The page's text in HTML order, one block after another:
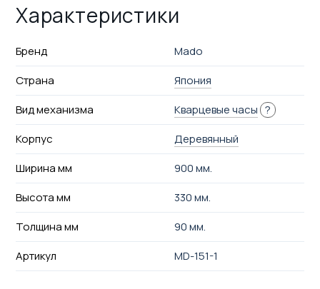
Характеристики
Бренд
Mado
Страна
Япония
Вид механизма
Кварцевые часы ?
Корпус
Деревянный
Ширина мм
900 мм.
Высота мм
330 мм.
Толщина мм
90 мм.
Артикул
MD-151-1